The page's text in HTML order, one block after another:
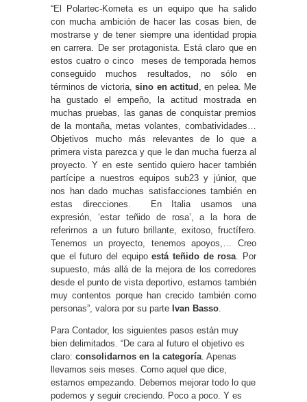
“El Polartec-Kometa es un equipo que ha salido
con mucha ambición de hacer las cosas bien, de
mostrarse y de tener siempre una identidad propia
en carrera. De ser protagonista. Está claro que en
estos cuatro o cinco meses de temporada hemos
conseguido muchos resultados, no sólo en
términos de victoria,sino en actitud , en pelea. Me
ha gustado el empeño, la actitud mostrada en
muchas pruebas, las ganas de conquistar premios
de la montaña, metas volantes, combatividades…
Objetivos mucho más relevantes de lo que a
primera vista parezca y que le dan mucha fuerza al
proyecto. Y en este sentido quiero hacer también
partícipe a nuestros equipos sub23 y júnior, que
nos han dado muchas satisfacciones también en
estas direcciones. En Italia usamos una
expresión, ‘estar teñido de rosa’, a la hora de
referirnos a un futuro brillante, exitoso, fructífero.
Tenemos un proyecto, tenemos apoyos,… Creo
que el futuro del equipoestá teñido de rosa. Por
supuesto, más allá de la mejora de los corredores
desde el punto de vista deportivo, estamos también
muy contentos porque han crecido también como
personas”, valora por su parte Ivan Basso.
Para Contador, los siguientes pasos están muy
bien delimitados. “De cara al futuro el objetivo es
claro: consolidarnos en la categoría. Apenas
llevamos seis meses. Como aquel que dice,
estamos empezando. Debemos mejorar todo lo que
podemos y seguir creciendo. Poco a poco. Y es